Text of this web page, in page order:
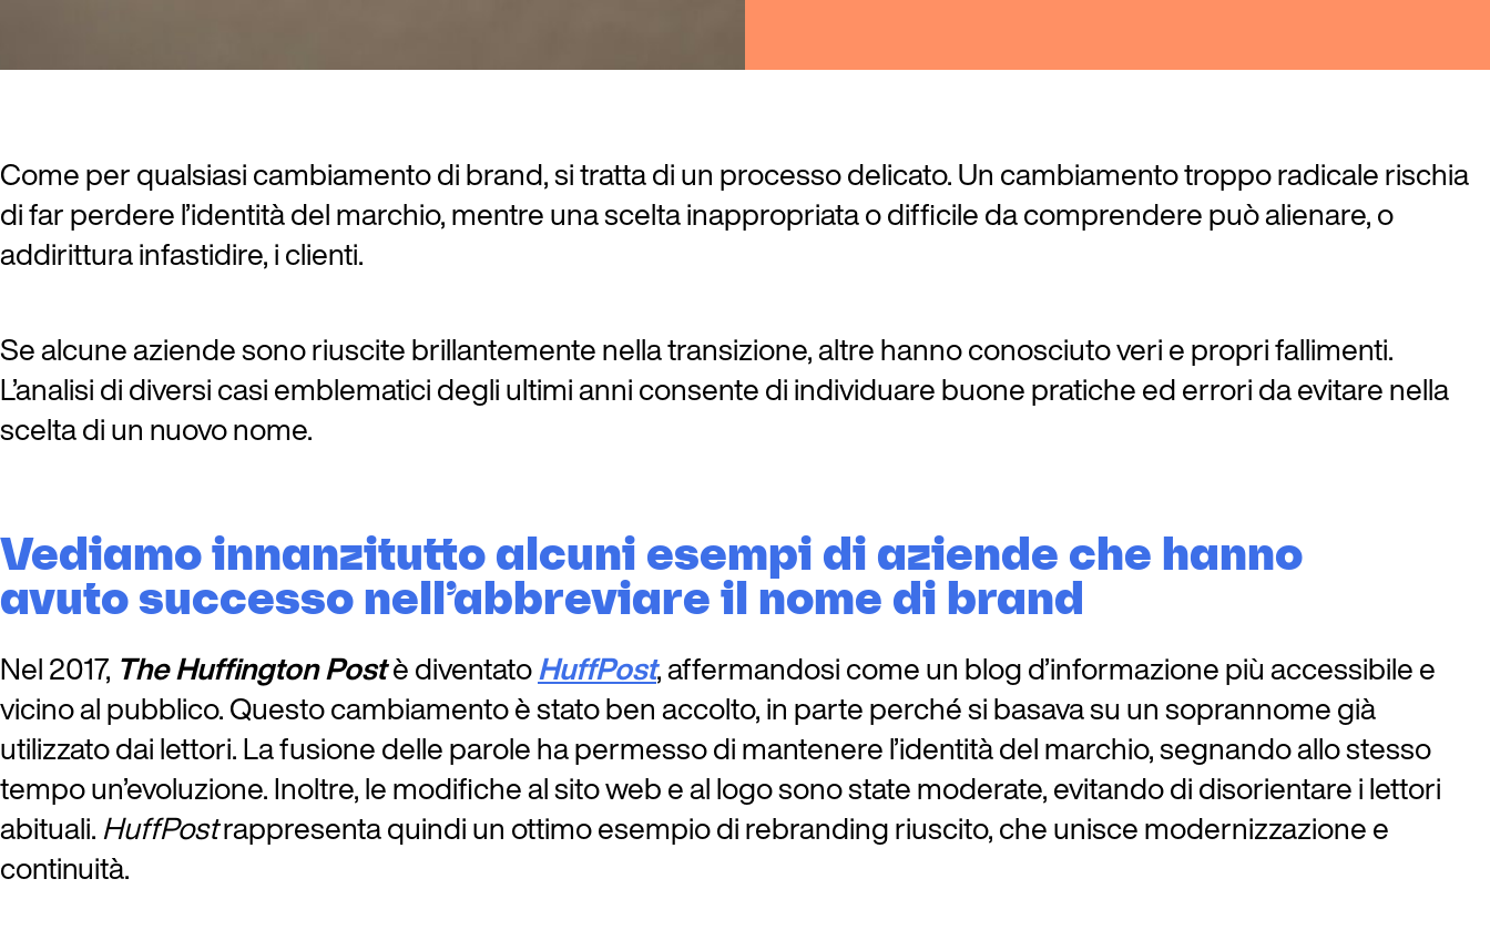
Come per qualsiasi cambiamento di brand, si tratta di un processo delicato. Un cambiamento troppo radicale rischia
di far perdere l’identità del marchio, mentre una scelta inappropriata o difficile da comprendere può alienare, o
addirittura infastidire, i clienti.
Se alcune aziende sono riuscite brillantemente nella transizione, altre hanno conosciuto veri e propri fallimenti.
L’analisi di diversi casi emblematici degli ultimi anni consente di individuare buone pratiche ed errori da evitare nella
scelta di un nuovo nome.
Vediamo innanzitutto alcuni esempi di aziende che hanno
avuto successo nell’abbreviare il nome di brand
Nel 2017, The Huffington Postè diventatoHuffPost, affermandosi come un blog d’informazione più accessibile e
vicino al pubblico. Questo cambiamento è stato ben accolto, in parte perché si basava su un soprannome già
utilizzato dai lettori. La fusione delle parole ha permesso di mantenere l’identità del marchio, segnando allo stesso
tempo un’evoluzione. Inoltre, le modifiche al sito web e al logo sono state moderate, evitando di disorientare i lettori
abituali.HuffPostrappresenta quindi un ottimo esempio di rebranding riuscito, che unisce modernizzazione e
continuità.